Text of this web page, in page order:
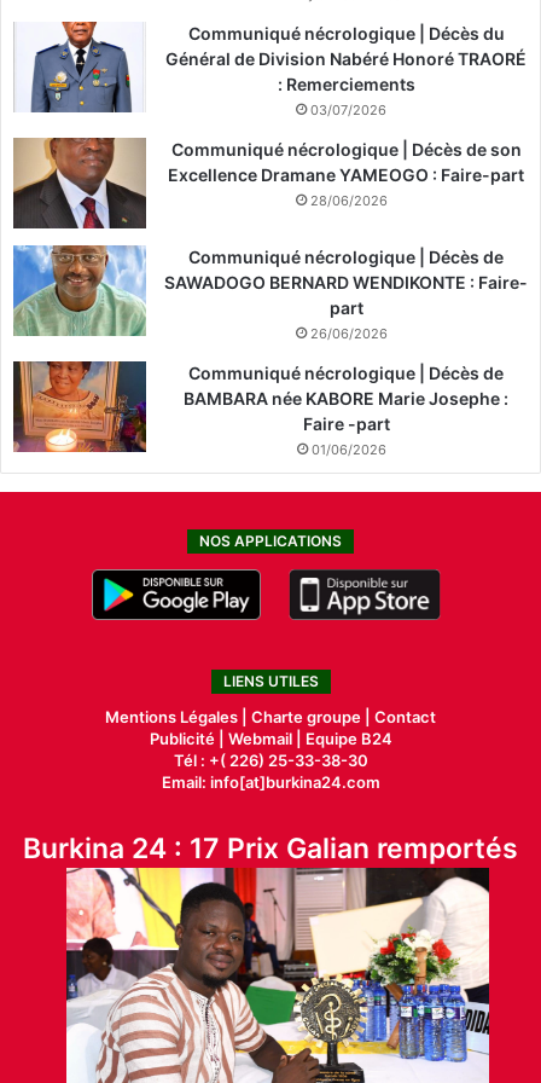
Communiqué nécrologique | Décès du
Général de Division Nabéré Honoré TRAORÉ
: Remerciements
03/07/2026
Communiqué nécrologique | Décès de son
Excellence Dramane YAMEOGO : Faire-part
28/06/2026
Communiqué nécrologique | Décès de
SAWADOGO BERNARD WENDIKONTE : Faire-
part
26/06/2026
Communiqué nécrologique | Décès de
BAMBARA née KABORE Marie Josephe :
Faire -part
01/06/2026
NOS APPLICATIONS
LIENS UTILES
Mentions Légales | Charte groupe | Contact
Publicité| Webmail |
Equipe B24
Tél : +( 226) 25-33-38-30
Email: info[at]burkina24.com
Burkina 24 : 17 Prix Galian remportés